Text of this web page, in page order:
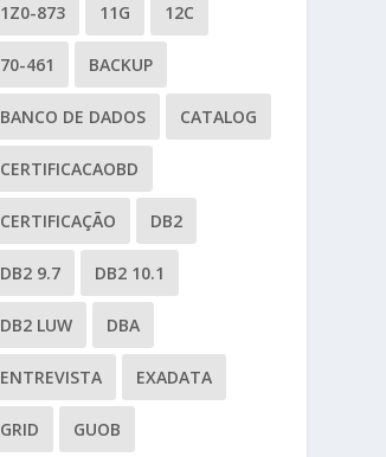
1Z0-873 11G 12C
70-461 BACKUP
BANCO DE DADOS CATALOG
CERTIFICACAOBD
CERTIFICAÇÃO DB2
DB2 9.7 DB2 10.1
DB2 LUW DBA
ENTREVISTA EXADATA
GRID GUOB